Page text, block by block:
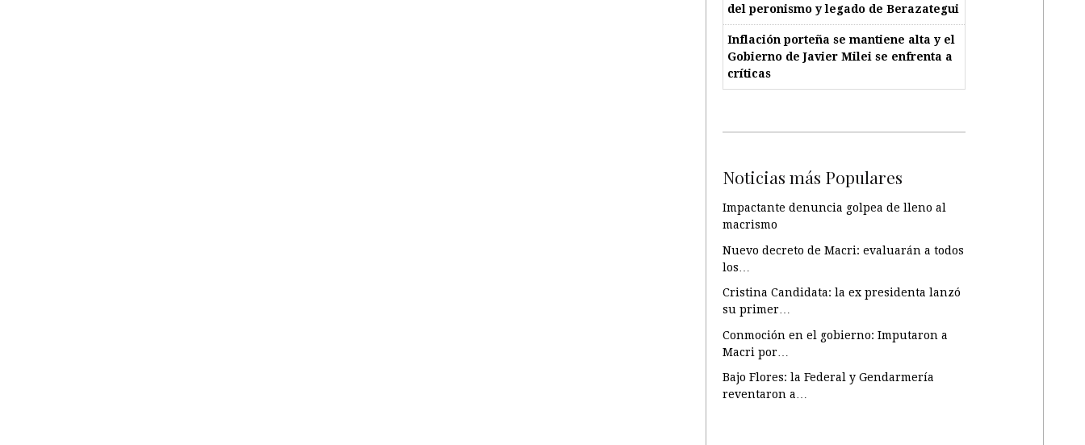
del peronismo y legado de Berazategui
Inflación porteña se mantiene alta y el
Gobierno de Javier Milei se enfrenta a
críticas
Noticias más Populares
Impactante denuncia golpea de lleno al
macrismo
Nuevo decreto de Macri: evaluarán a todos
los…
Cristina Candidata: la ex presidenta lanzó
su primer…
Conmoción en el gobierno: Imputaron a
Macri por…
Bajo Flores: la Federal y Gendarmería
reventaron a…